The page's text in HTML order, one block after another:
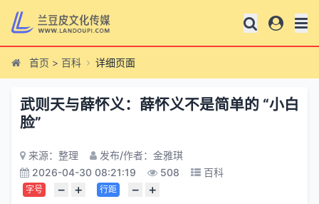
首页 > 百科 详细页面
武则天与薛怀义：薛怀义不是简单的 “小白
脸”
来源：整理
发布/作者：金雅琪
2026-04-30 08:21:19
508 百科
字号 − + 行距 − +